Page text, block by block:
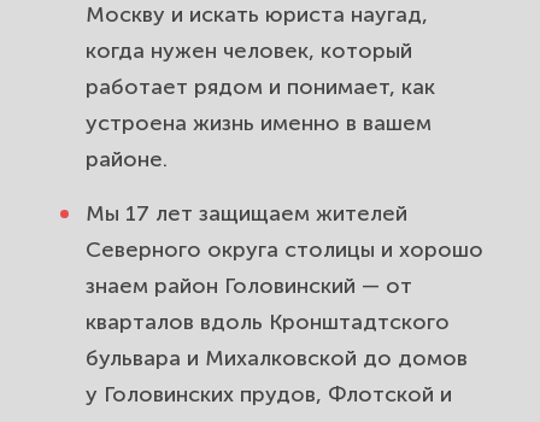
районе Головинский. Защитим при
покупке, споре с застройщиком и
приёмке.
Трудовые споры в районе
оспорим увольнение и защитим от
произвола.
Защита прав потребителей в
районе Головинский. Вернём
деньги за товар, услугу и
Москву и искать юриста наугад,
когда нужен человек, который
работает рядом и понимает, как
устроена жизнь именно в вашем
районе.
Мы 17 лет защищаем жителей
Северного округа столицы и хорошо
знаем район Головинский — от
кварталов вдоль Кронштадтского
бульвара и Михалковской до домов
у Головинских прудов, Флотской и